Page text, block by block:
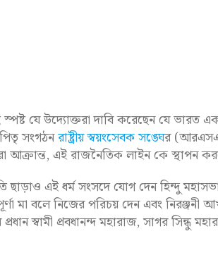
যে উদ্যোক্তরা দাবি করেছেন যে ভারত
সংগঠনরাষ্ট্রীয় স্বয়ংসেবক সঙ্ঘের
আক্রান্ত, এই রাজনৈতিক লাইন কে স্থাপন
ছাড়াও এই ধর্ম সংসদে যোগ দেন হিন্দু
মা বলে নিজের পরিচয় দেন এবং নিরঞ্জনী
প্রধান স্বামী প্রবধানন্দ মহারাজ, সাগর সিন্ধু